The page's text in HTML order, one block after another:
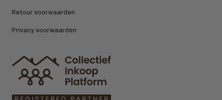
Retour voorwaarden
Privacy voorwaarden